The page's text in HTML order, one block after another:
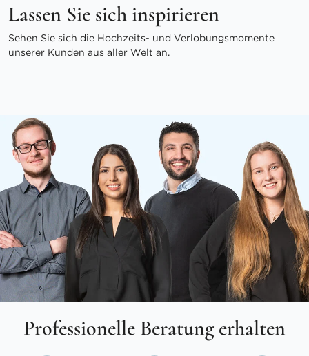
Lassen Sie sich inspirieren
Sehen Sie sich die Hochzeits- und Verlobungsmomente
unserer Kunden aus aller Welt an.
Professionelle Beratung erhalten